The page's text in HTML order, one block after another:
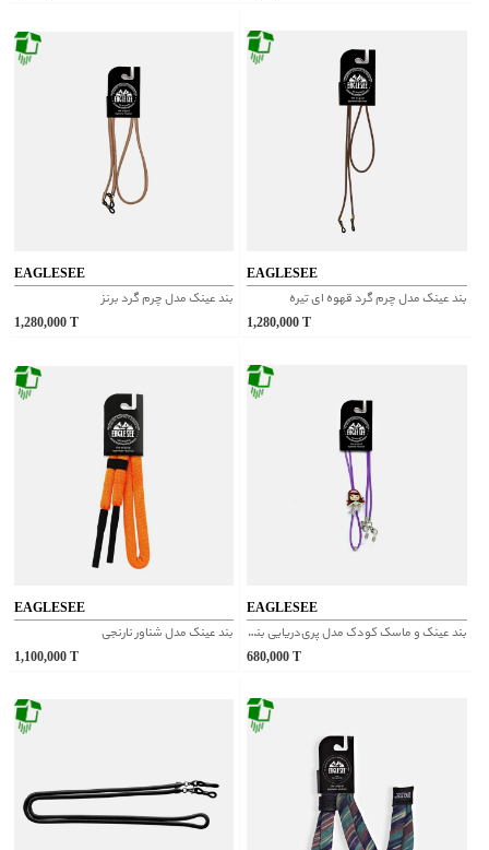
EAGLESEE
بند عینک مدل چرم گرد برنز
1,280,000
EAGLESEE
بند عینک مدل چرم گرد قهوه ای تیره
1,280,000
EAGLESEE
بند عینک مدل شناور نارنجی
1,100,000
EAGLESEE
بند عینک و ماسک کودک مدل پری‌دریایی بنفش
680,000